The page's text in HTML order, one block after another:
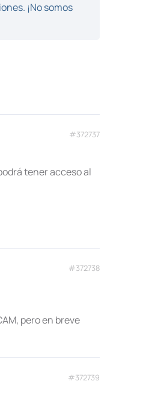
¡No somos
#372737
tener acceso al
#372738
pero en breve
#372739